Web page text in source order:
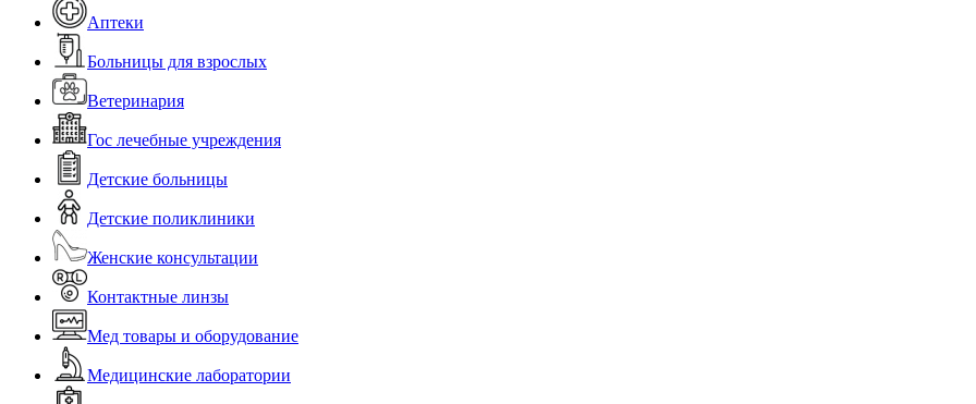
Аптеки
Больницы для взрослых
Ветеринария
Гос лечебные учреждения
Детские больницы
Детские поликлиники
Женские консультации
Контактные линзы
Мед товары и оборудование
Медицинские лаборатории